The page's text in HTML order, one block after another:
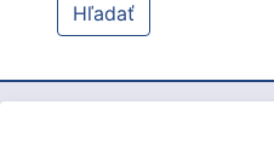
Hľadať